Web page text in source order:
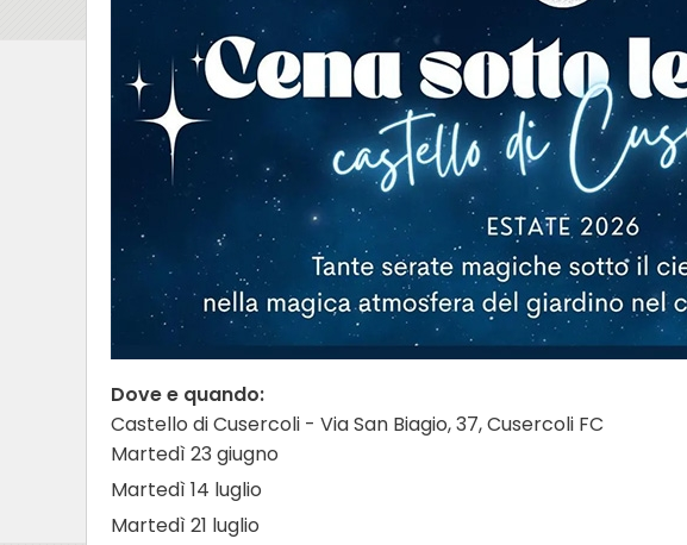
Dove e quando:
Castello di Cusercoli - Via San Biagio, 37, Cusercoli FC
Martedì 23 giugno
Martedì 14 luglio
Martedì 21 luglio